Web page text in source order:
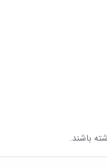
باشند.